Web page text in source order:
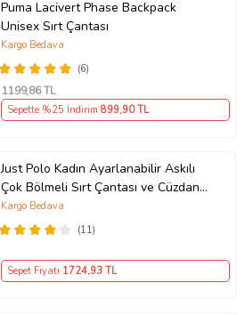
Puma Lacivert Phase Backpack
Unisex Sırt Çantası
(6)
Kargo Bedava
1199,86 TL
Sepette %25 İndirim 899,90 TL
Just Polo Kadın Ayarlanabilir Askılı
Çok Bölmeli Sırt Çantası ve Cüzdan
Kombini PBU4040-1006 (Siyah)
(11)
Kargo Bedava
Sepet Fiyatı 1724,93 TL